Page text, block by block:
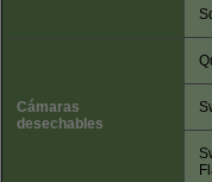
Cámaras
desechables